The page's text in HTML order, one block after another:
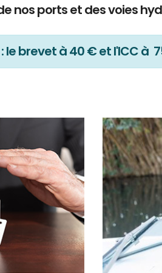
nos ports et des voies
le brevet à 40 € et l'ICC à